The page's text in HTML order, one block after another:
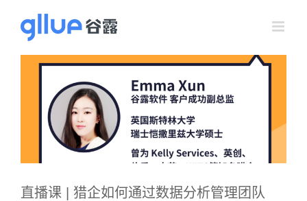
直播课 | 猎企如何通过数据分析管理团队